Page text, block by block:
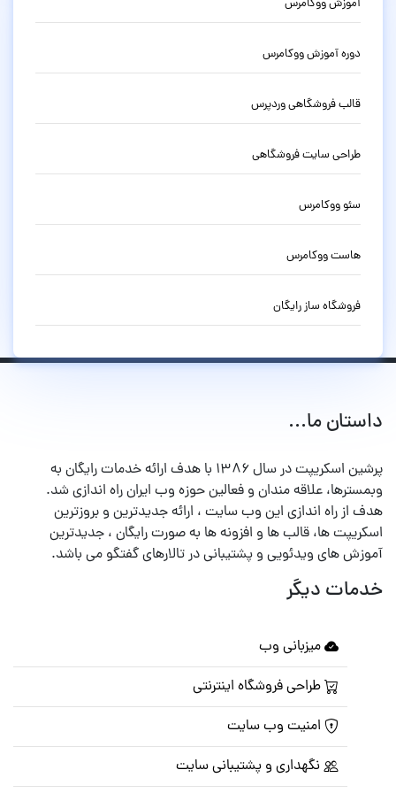
آموزش ووکامرس
دوره آموزش ووکامرس
قالب فروشگاهی وردپرس
طراحی سایت فروشگاهی
سئو ووکامرس
هاست ووکامرس
فروشگاه ساز رایگان
داستان ما...
پرشین اسکریپت در سال ۱۳۸۶ با هدف ارائه خدمات رایگان به
وبمسترها، علاقه مندان و فعالین حوزه وب ایران راه اندازی شد.
هدف از راه اندازی این وب سایت ، ارائه جدیدترین و بروزترین
اسکریپت ها، قالب ها و افزونه ها به صورت رایگان ، جدیدترین
آموزش های ویدئویی و پشتیبانی در تالارهای گفتگو می باشد.
خدمات دیگر
میزبانی وب
طراحی فروشگاه اینترنتی
امنیت وب سایت
نگهداری و پشتیبانی سایت